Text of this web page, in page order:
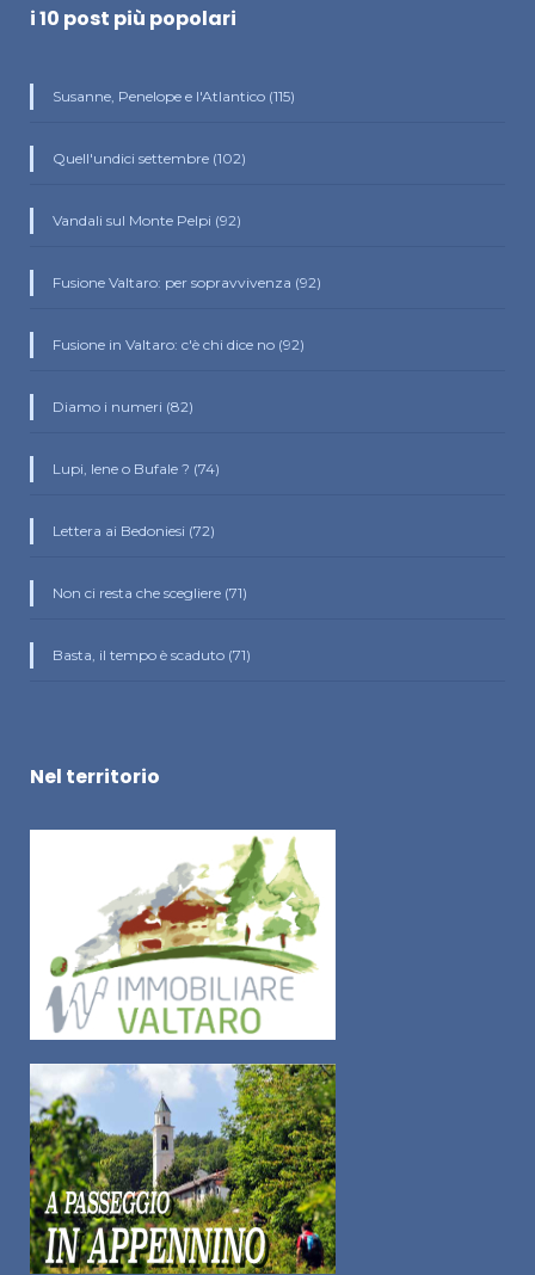
i 10 post più popolari
Susanne, Penelope e l'Atlantico (115)
Quell'undici settembre (102)
Vandali sul Monte Pelpi (92)
Fusione Valtaro: per sopravvivenza (92)
Fusione in Valtaro: c'è chi dice no (92)
Diamo i numeri (82)
Lupi, Iene o Bufale ? (74)
Lettera ai Bedoniesi (72)
Non ci resta che scegliere (71)
Basta, il tempo è scaduto (71)
Nel territorio